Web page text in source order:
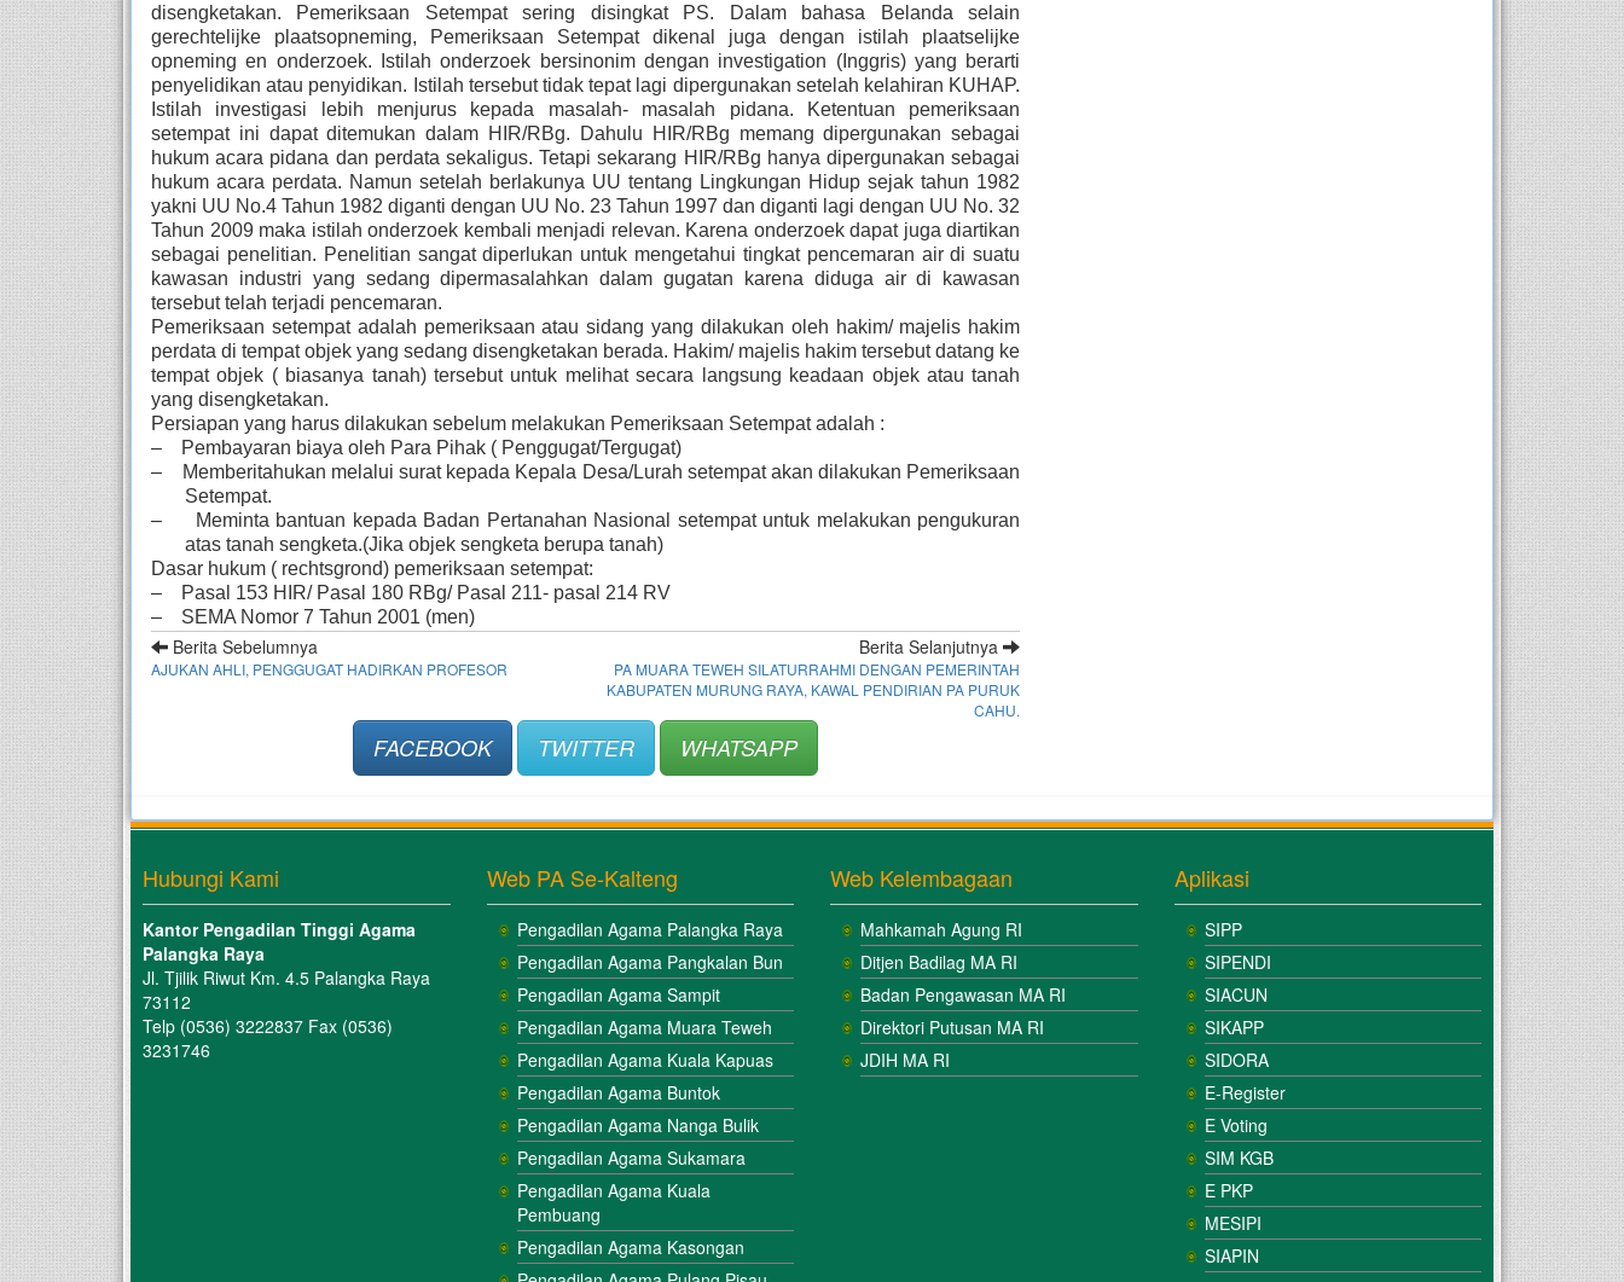
disengketakan. Pemeriksaan Setempat sering disingkat PS. Dalam bahasa Belanda selain
gerechtelijke plaatsopneming, Pemeriksaan Setempat dikenal juga dengan istilah plaatselijke
opneming en onderzoek. Istilah onderzoek bersinonim dengan investigation (Inggris) yang berarti
penyelidikan atau penyidikan. Istilah tersebut tidak tepat lagi dipergunakan setelah kelahiran KUHAP.
Istilah investigasi lebih menjurus kepada masalah- masalah pidana. Ketentuan pemeriksaan
setempat ini dapat ditemukan dalam HIR/RBg. Dahulu HIR/RBg memang dipergunakan sebagai
hukum acara pidana dan perdata sekaligus. Tetapi sekarang HIR/RBg hanya dipergunakan sebagai
hukum acara perdata. Namun setelah berlakunya UU tentang Lingkungan Hidup sejak tahun 1982
yakni UU No.4 Tahun 1982 diganti dengan UU No. 23 Tahun 1997 dan diganti lagi dengan UU No. 32
Tahun 2009 maka istilah onderzoek kembali menjadi relevan. Karena onderzoek dapat juga diartikan
sebagai penelitian. Penelitian sangat diperlukan untuk mengetahui tingkat pencemaran air di suatu
kawasan industri yang sedang dipermasalahkan dalam gugatan karena diduga air di kawasan
tersebut telah terjadi pencemaran.
Pemeriksaan setempat adalah pemeriksaan atau sidang yang dilakukan oleh hakim/ majelis hakim
perdata di tempat objek yang sedang disengketakan berada. Hakim/ majelis hakim tersebut datang ke
tempat objek ( biasanya tanah) tersebut untuk melihat secara langsung keadaan objek atau tanah
yang disengketakan.
Persiapan yang harus dilakukan sebelum melakukan Pemeriksaan Setempat adalah :
– Pembayaran biaya oleh Para Pihak ( Penggugat/Tergugat)
– Memberitahukan melalui surat kepada Kepala Desa/Lurah setempat akan dilakukan Pemeriksaan
Setempat.
– Meminta bantuan kepada Badan Pertanahan Nasional setempat untuk melakukan pengukuran
atas tanah sengketa.(Jika objek sengketa berupa tanah)
Dasar hukum ( rechtsgrond) pemeriksaan setempat:
– Pasal 153 HIR/ Pasal 180 RBg/ Pasal 211- pasal 214 RV
– SEMA Nomor 7 Tahun 2001 (men)
Berita Sebelumnya
AJUKAN AHLI, PENGGUGAT HADIRKAN PROFESOR
Berita Selanjutnya
PA MUARA TEWEH SILATURRAHMI DENGAN PEMERINTAH
KABUPATEN MURUNG RAYA, KAWAL PENDIRIAN PA PURUK
CAHU.
FACEBOOK TWITTER WHATSAPP
Hubungi Kami
Kantor Pengadilan Tinggi Agama
Palangka Raya
Jl. Tjilik Riwut Km. 4.5 Palangka Raya
73112
Telp (0536) 3222837 Fax (0536)
3231746
Web PA Se-Kalteng
Pengadilan Agama Palangka Raya
Pengadilan Agama Pangkalan Bun
Pengadilan Agama Sampit
Pengadilan Agama Muara Teweh
Pengadilan Agama Kuala Kapuas
Pengadilan Agama Buntok
Pengadilan Agama Nanga Bulik
Pengadilan Agama Sukamara
Pengadilan Agama Kuala
Pembuang
Pengadilan Agama Kasongan
Web Kelembagaan
Mahkamah Agung RI
Ditjen Badilag MA RI
Badan Pengawasan MA RI
Direktori Putusan MA RI
JDIH MA RI
Aplikasi
SIPP
SIPENDI
SIACUN
SIKAPP
SIDORA
E-Register
E Voting
SIM KGB
E PKP
MESIPI
SIAPIN